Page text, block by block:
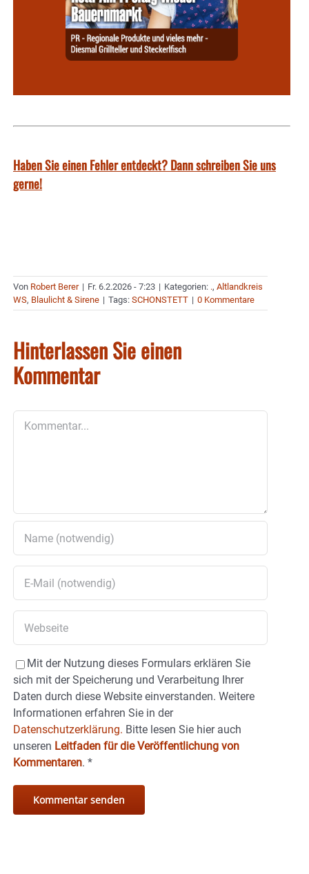
Haben Sie einen Fehler entdeckt? Dann schreiben Sie uns
gerne!
Von Robert Berer | Fr. 6.2.2026 - 7:23 | Kategorien: ., Altlandkreis
WS, Blaulicht & Sirene | Tags: SCHONSTETT | 0 Kommentare
Hinterlassen Sie einen
Kommentar
Mit der Nutzung dieses Formulars erklären Sie
sich mit der Speicherung und Verarbeitung Ihrer
Daten durch diese Website einverstanden. Weitere
Informationen erfahren Sie in der
Datenschutzerklärung. Bitte lesen Sie hier auch
unseren Leitfaden für die Veröffentlichung von
Kommentaren. *